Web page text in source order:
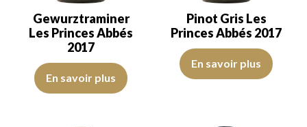
Gewurztraminer
Les Princes Abbés
2017
La robe est jaune dorée avec des reflets verts, de belle
En savoir plus
Pinot Gris Les
Princes Abbés 2017
La robe est jaune clair avec
En savoir plus